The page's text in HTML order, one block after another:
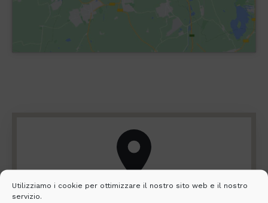
Utilizziamo i cookie per ottimizzare il nostro sito web e il nostro
servizio.